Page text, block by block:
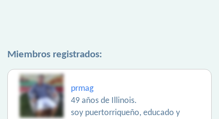
Miembros registrados:
prmag
49 años de Illinois.
soy puertorriqueño, educado y